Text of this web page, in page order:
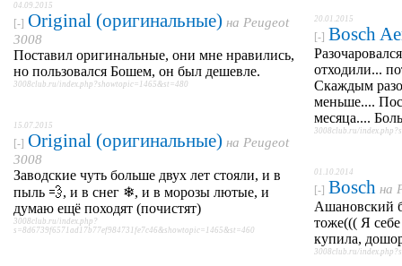
04.09.2015
[-] Original (оригинальные) на Peugeot
3008
Поставил оригинальные, они мне нравились,
но пользовался Бошем, он был дешевле.
3008club.ru/index.php?showtopic=1465&st=480
15.07.2015
[-] Original (оригинальные) на Peugeot
3008
Заводские чуть больше двух лет стояли, и в
пыль 💨, и в снег ❄, и в морозы лютые, и
думаю ещё походят (почистят)
3008club.ru/index.php?
s=8d6739f6571ad17b77ef984731fe7c46&showtopic=1465&st=460
20.01.2015
[-] Bosch
отходили...
Скаждым
меньше....
месяца....
3008club.ru/
01.10.2014
[-] Bosch на
Ашановский
тоже((( Я себе
купила,
3008club.ru/